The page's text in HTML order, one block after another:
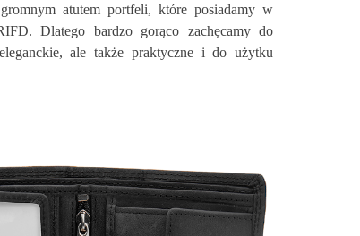
36605wyświetleń
8 Polubień
atutem portfeli, które posiadamy w
Dlatego bardzo gorąco zachęcamy do
ale także praktyczne i do użytku